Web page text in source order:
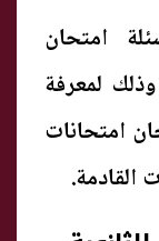
امتحان
للثانوية العامة 2026، وذلك لمعرفة
امتحانات